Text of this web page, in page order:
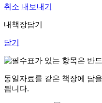
취소 내보내기
내책장담기
닫기
표가 있는 항목은 반
동일자료를 같은 책장에 담
됩니다.